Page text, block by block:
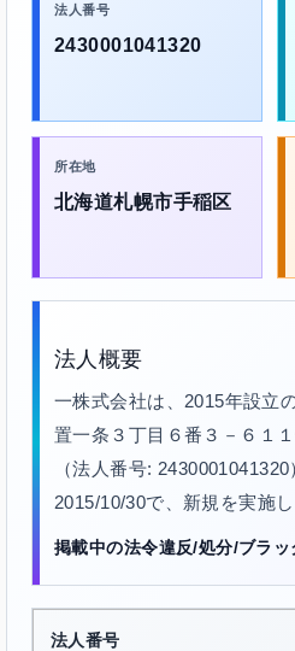
法人番号
2430001041320
所在地
北海道札幌市手稲区
法人概要
一株式会社は、2015年設立
置一条３丁目６番３－６１
（法人番号:
2015/10/30で、新規を実施し
掲載中の法令違反/処分/ブラッ
法人番号